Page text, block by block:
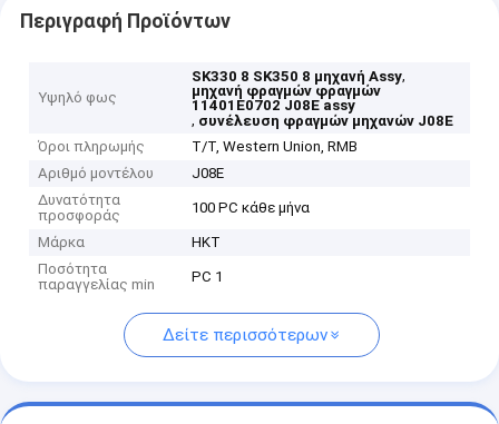
Περιγραφή Προϊόντων
Υψηλό φως
SK330 8 SK350 8 μηχανή Assy,
μηχανή φραγμών φραγμών
11401E0702 J08E assy
, συνέλευση φραγμών μηχανών J08E
Όροι πληρωμής
T/T, Western Union, RMB
Αριθμό μοντέλου
J08E
Δυνατότητα
προσφοράς
100 PC κάθε μήνα
Μάρκα
HKT
Ποσότητα
παραγγελίας min
PC 1
Δείτε περισσότερων